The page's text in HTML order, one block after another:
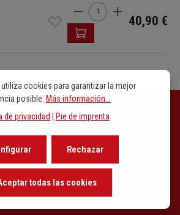
Cantidad del producto:
40,90 €
signup
you on beat. Discover new releases,
of music and become inspired with
cookies para garantizar la mejor
posible. Más información...
de privacidad
Pie de imprenta
Rechazar
todas las cookies